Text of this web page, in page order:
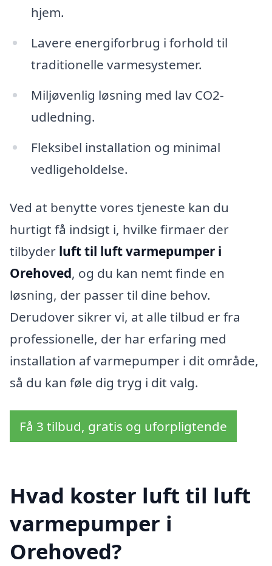
hjem.
Lavere energiforbrug i forhold til
traditionelle varmesystemer.
Miljøvenlig løsning med lav CO2-
udledning.
Fleksibel installation og minimal
vedligeholdelse.
Ved at benytte vores tjeneste kan du
hurtigt få indsigt i, hvilke firmaer der
tilbyder luft til luft varmepumper i
Orehoved, og du kan nemt finde en
løsning, der passer til dine behov.
Derudover sikrer vi, at alle tilbud er fra
professionelle, der har erfaring med
installation af varmepumper i dit område,
så du kan føle dig tryg i dit valg.
Få 3 tilbud, gratis og uforpligtende
Hvad koster luft til luft
varmepumper i
Orehoved?